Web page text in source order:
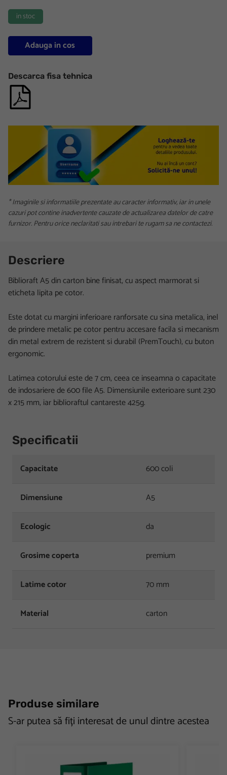
in stoc
Adauga in cos
Descarca fisa tehnica
* Imaginile si informatiile prezentate au caracter informativ, iar in unele
cazuri pot contine inadvertente cauzate de actualizarea datelor de catre
furnizor. Pentru orice neclaritati sau intrebari te rugam sa ne contactezi.
Descriere
Biblioraft A5 din carton bine finisat, cu aspect marmorat si
eticheta lipita pe cotor.
Este dotat cu margini inferioare ranforsate cu sina metalica, inel
de prindere metalic pe cotor pentru accesare facila si mecanism
din metal extrem de rezistent si durabil (PremTouch), cu buton
ergonomic.
Latimea cotorului este de 7 cm, ceea ce inseamna o capacitate
de indosariere de 600 file A5. Dimensiunile exterioare sunt 230
x 215 mm, iar biblioraftul cantareste 425g.
Specificatii
Capacitate 600 coli
Dimensiune A5
Ecologic da
Grosime coperta premium
Latime cotor 70 mm
Material carton
Produse similare
S-ar putea să fiți interesat de unul dintre acestea